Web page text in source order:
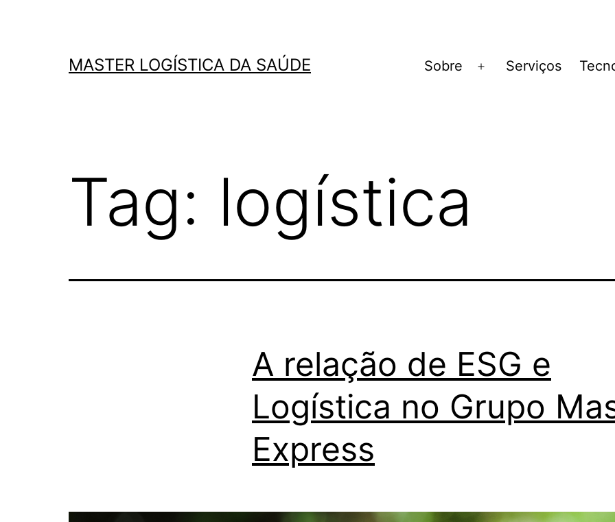
MASTER LOGÍSTICA DA SAÚDE Sobre Serviços
Tag: logística
A relação de ESG e
Logística no Grupo
Express